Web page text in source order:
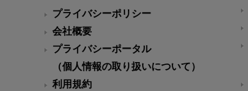
プライバシーポリシー
会社概要
プライバシーポータル
（個人情報の取り扱いについて）
利用規約